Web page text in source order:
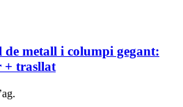
de metall i columpi gegant:
+ trasllat